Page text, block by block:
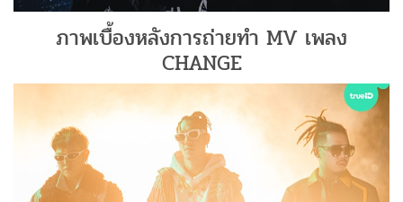
ภาพเบื้องหลังการถ่ายทำ MV เพลง
CHANGE